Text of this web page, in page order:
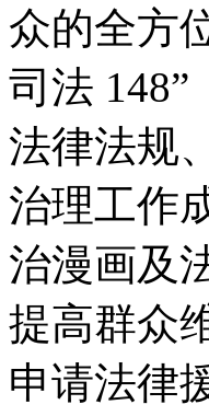
众的全方
司法
法律法规
治理工作
治漫画及
提高群众
申请法律